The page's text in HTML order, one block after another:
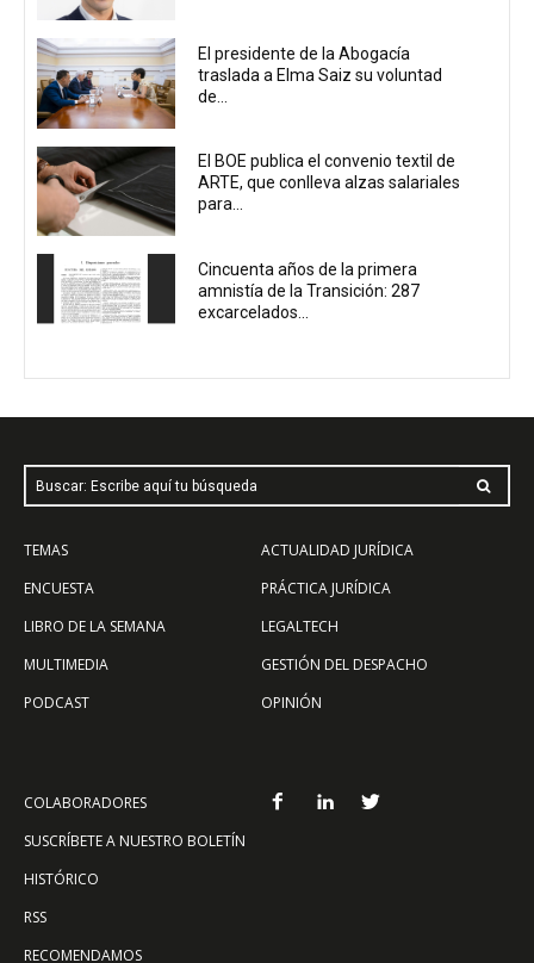
El presidente de la Abogacía
traslada a Elma Saiz su voluntad
de...
El BOE publica el convenio textil de
ARTE, que conlleva alzas salariales
para...
Cincuenta años de la primera
amnistía de la Transición: 287
excarcelados...
Buscar: Escribe aquí tu búsqueda
TEMAS
ENCUESTA
LIBRO DE LA SEMANA
MULTIMEDIA
PODCAST
ACTUALIDAD JURÍDICA
PRÁCTICA JURÍDICA
LEGALTECH
GESTIÓN DEL DESPACHO
OPINIÓN
COLABORADORES
SUSCRÍBETE A NUESTRO BOLETÍN
HISTÓRICO
RSS
RECOMENDAMOS